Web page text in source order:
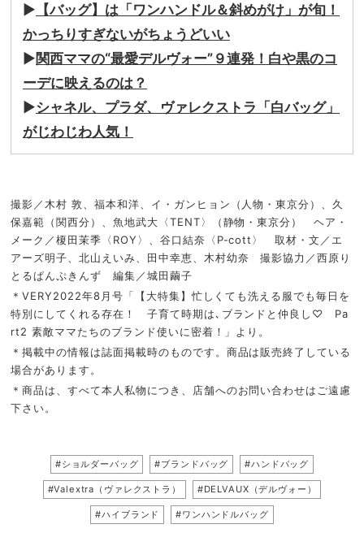
▶︎ 【バッグ】は「ワンハンドル＆斜めがけ」が旬！
かっちりすぎないがちょうどいい
▶︎関西ママの“最愛デルヴォー”９連発！白や黒のコ
ーデに映えるのは？
▶︎シャネル、プラダ、ヴァレクストラ「白バッグ」
がじわじわ人気！
撮影／木村 敦、福本和洋、イ・ガンヒョン（人物・東京分）、久
保嘉範（関西分）、魚地武大〈TENT〉（静物・東京分） ヘア・
メーク／榎田茉季〈ROY〉、谷口結奈〈P-cott〉 取材・文／エ
アーズ明子、北山えいみ、田中幸恵、木村幼奈 撮影協力／西原り
とるぱんぷきんず 編集／城田繭子
＊VERY2022年8月号「【大特集】忙しくても洗える服でも毎日を
特別にしてくれる存在！ 子育て時期は､ブランドと仲良し♡ Pa
rt2 素敵ママたちのブランド使いに密着！」より。
＊掲載中の情報は誌面掲載時のものです。商品は販売終了している
場合があります。
＊商品は、すべて本人私物につき、店舗へのお問い合わせはご遠慮
下さい。
#ショルダーバッグ #ブランドバッグ #ハンドバッグ
#Valextra（ヴァレクストラ） #DELVAUX（デルヴォー）
#ハイブランド #ワンハンドルバッグ